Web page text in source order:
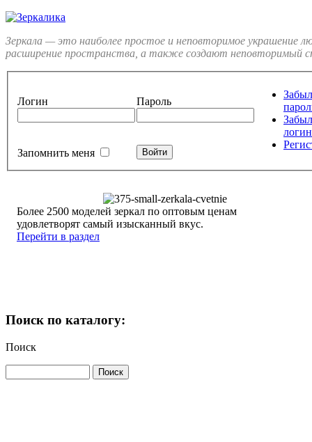
Зеркала — это наиболее простое и неповторимое украшение
расширение пространства, а также создают неповторимый
Логин Пароль
Запомнить меня
Более 2500 моделей зеркал по оптовым ценам
удовлетворят самый изысканный вкус.
Перейти в раздел
Поиск по каталогу:
Поиск